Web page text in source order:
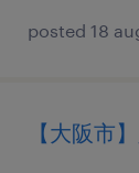
posted 18
【大阪市